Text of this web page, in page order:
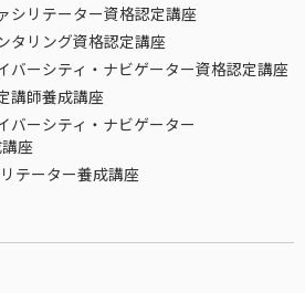
シリテーター資格認定講座
タリング資格認定講座
バーシティ・ナビゲーター資格認定講座
講師養成講座
バーシティ・ナビゲーター
座
テーター養成講座